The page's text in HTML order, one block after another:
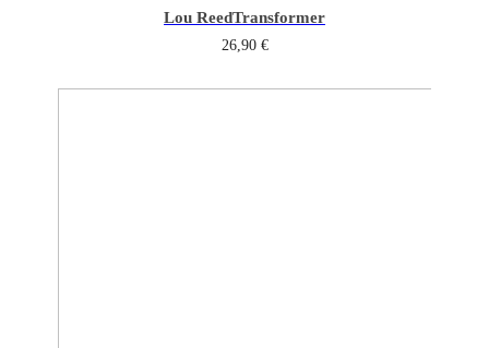
Lou ReedTransformer
26,90 €